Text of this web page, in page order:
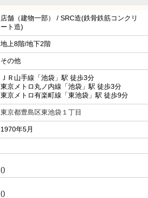
店舗（建物一部） / SRC造(鉄骨鉄筋コンクリ
ート造)
地上8階/地下2階
その他
ＪＲ山手線「池袋」駅 徒歩3分
東京メトロ丸ノ内線「池袋」駅 徒歩3分
東京メトロ有楽町線「東池袋」駅 徒歩9分
東京都豊島区東池袋１丁目
1970年5月
()
()